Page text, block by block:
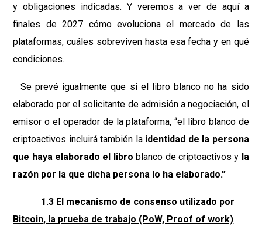
y obligaciones indicadas. Y veremos a ver de aquí a
finales de 2027 cómo evoluciona el mercado de las
plataformas, cuáles sobreviven hasta esa fecha y en qué
condiciones.
Se prevé igualmente que si el libro blanco no ha sido
elaborado por el solicitante de admisión a negociación, el
emisor o el operador de la plataforma, “el libro blanco de
criptoactivos incluirá también laidentidad de la persona
que haya elaborado el libroblanco de criptoactivos y la
razón por la que dicha persona lo ha elaborado.”
1.3 El mecanismo de consenso utilizado por
Bitcoin, la prueba de trabajo (PoW, Proof of work)